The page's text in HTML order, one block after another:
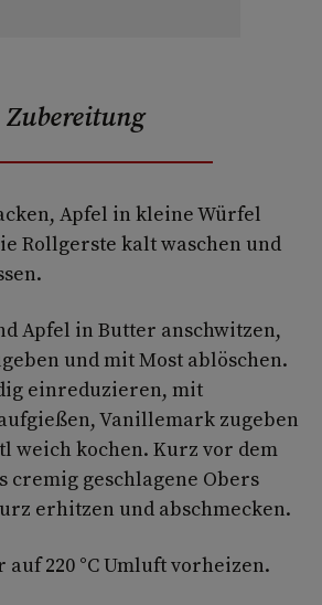
Zubereitung
Apfel in kleine Würfel
Rollgerste kalt waschen und
Apfel in Butter anschwitzen,
und mit Most ablöschen.
einreduzieren, mit
Vanillemark zugeben
weich kochen. Kurz vor dem
cremig geschlagene Obers
erhitzen und abschmecken.
auf 220 °C Umluft vorheizen.